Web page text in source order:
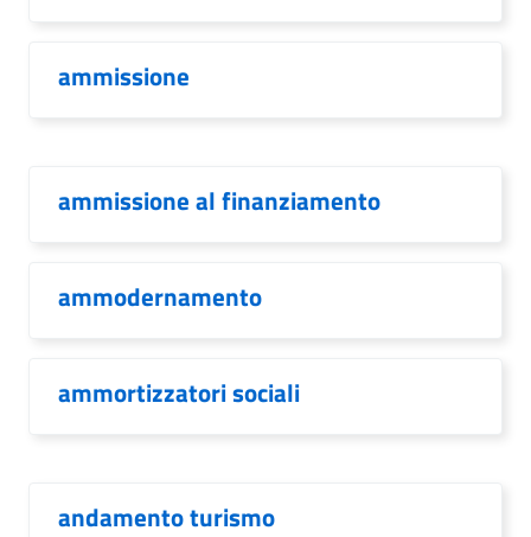
ammissione
ammissione al finanziamento
ammodernamento
ammortizzatori sociali
andamento turismo